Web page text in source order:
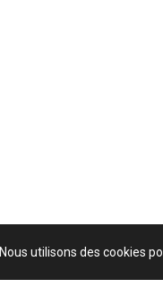
Nous utilisons des cookies